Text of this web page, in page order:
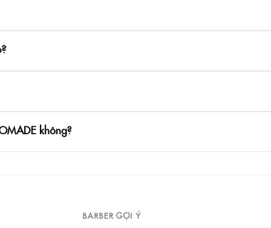
không?
BARBER GỢI Ý